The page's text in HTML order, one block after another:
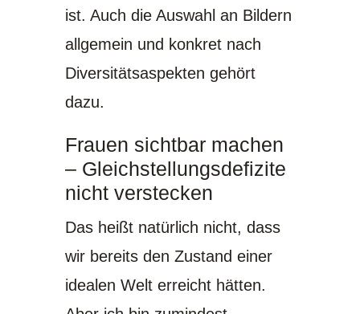
ist. Auch die Auswahl an Bildern
allgemein und konkret nach
Diversitätsaspekten gehört
dazu.
Frauen sichtbar machen
– Gleichstellungsdefizite
nicht verstecken
Das heißt natürlich nicht, dass
wir bereits den Zustand einer
idealen Welt erreicht hätten.